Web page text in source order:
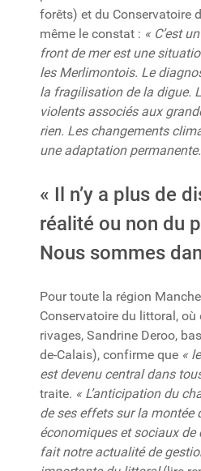
forêts) et du Conservatoire
même le constat : « C’est
front de mer est une
les Merlimontois. Le
la fragilisation de la digue.
violents associés aux
rien. Les changements
une adaptation
« Il n’y a plus de
réalité ou non du
Nous sommes
Pour toute la région
Conservatoire du littoral, où
rivages, Sandrine Deroo,
de-Calais), confirme que «
est devenu central dans
traite. « L’anticipation du
de ses effets sur la montée
économiques et sociaux de
fait notre actualité de